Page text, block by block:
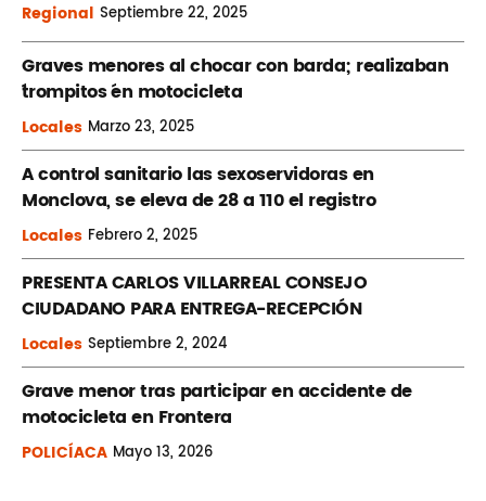
Regional Septiembre22, 2025
Graves menores al chocar con barda; realizaban
´trompitos ´en motocicleta
Locales Marzo23, 2025
A control sanitario las sexoservidoras en
Monclova, se eleva de 28 a 110 el registro
Locales Febrero2, 2025
PRESENTA CARLOS VILLARREAL CONSEJO
CIUDADANO PARA ENTREGA-RECEPCIÓN
Locales Septiembre2, 2024
Grave menor tras participar en accidente de
motocicleta en Frontera
POLICÍACA Mayo13, 2026